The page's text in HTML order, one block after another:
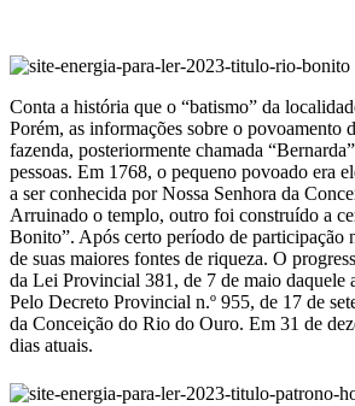
Conta a história que o “batismo” da
Porém, as informações sobre o
fazenda, posteriormente chamada
pessoas. Em 1768, o pequeno povoado era
a ser conhecida por Nossa Senhora da
Arruinado o templo, outro foi construído a
Bonito”. Após certo período de participação
de suas maiores fontes de riqueza. O
da Lei Provincial 381, de 7 de maio daquele
Pelo Decreto Provincial n.º 955, de 17 de
da Conceição do Rio do Ouro. Em 31 de
dias atuais.